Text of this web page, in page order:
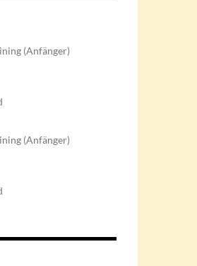
(Anfänger)
(Anfänger)